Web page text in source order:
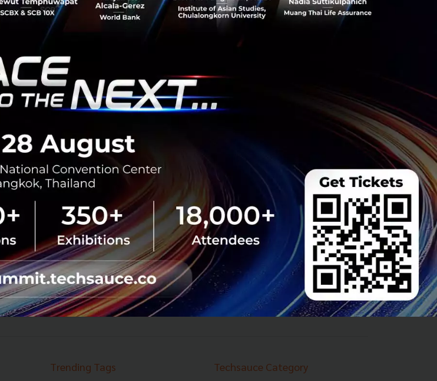
ที่ Corporate ใหญ่ของไทยมีความ
ก โดยเฉพาะการเสริมแกร่งด้านนวัตกรรม
รอบครอง Tech Company และ Tech
Techsauce Team
True Corporation Crave Interactive
ารกรุงไทย นำร่องรถเมล์ 510 ชำระ
นกรุงเทพ (ขสมก.) ร่วมกับ ธนาคารกรุงไทย
ะค่าโดยสารแบบไร้เงินสด (Cashless)
ากาศ สาย 510 ทุกคัน เป็นระยะเวลา 2
...
Techsauce Team
1364 ... 1737 1738 ›
Trending Tags Techsauce Category